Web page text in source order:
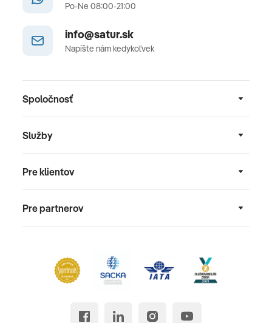
Po-Ne 08:00-21:00
info@satur.sk
Napíšte nám kedykoľvek
Spoločnosť
Služby
Pre klientov
Pre partnerov